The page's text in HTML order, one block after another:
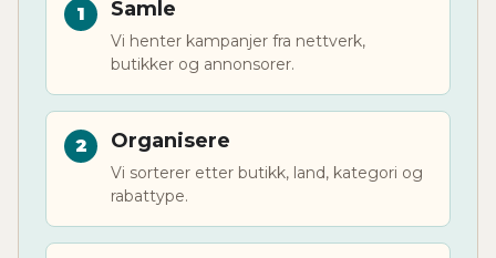
Samle
Vi henter kampanjer fra nettverk,
butikker og annonsorer.
Organisere
Vi sorterer etter butikk, land, kategori og
rabattype.